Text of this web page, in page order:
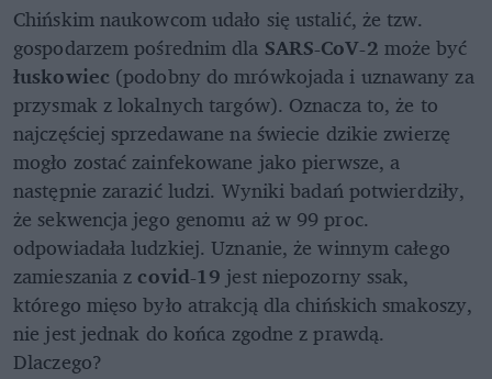
Chińskim naukowcom udało się ustalić, że tzw.
gospodarzem pośrednim dla SARS-CoV-2 może być
łuskowiec (podobny do mrówkojada i uznawany za
przysmak z lokalnych targów). Oznacza to, że to
najczęściej sprzedawane na świecie dzikie zwierzę
mogło zostać zainfekowane jako pierwsze, a
następnie zarazić ludzi. Wyniki badań potwierdziły,
że sekwencja jego genomu aż w 99 proc.
odpowiadała ludzkiej. Uznanie, że winnym całego
zamieszania z covid-19 jest niepozorny ssak,
którego mięso było atrakcją dla chińskich smakoszy,
nie jest jednak do końca zgodne z prawdą.
Dlaczego?